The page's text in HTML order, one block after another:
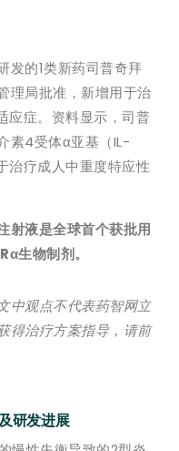
发的1类新药司普奇拜
理局批准，新增用于治
应症。资料显示，司普
素4受体α亚基（IL-
治疗成人中重度特应性
射液是全球首个获批用
生物制剂。
中观点不代表药智网立
得治疗方案指导，请前
研发进展